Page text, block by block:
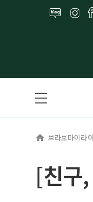
브라보마이라
[친구